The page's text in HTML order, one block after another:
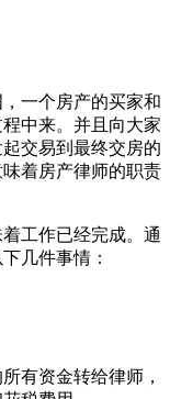
一个房产的买家和
中来。并且向大家
交易到最终交房的
着房产律师的职责
工作已经完成。通
几件事情：
有资金转给律师，